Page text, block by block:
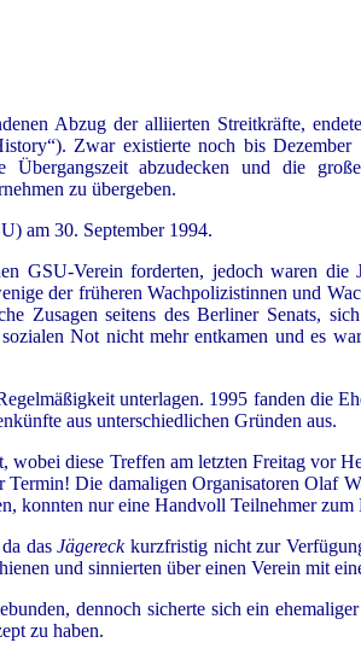
Abzug der alliierten Streitkräfte,
Zwar existierte noch bis
abzudecken und die
zu übergeben.
am 30. September 1994.
GSU-Verein forderten, jedoch waren
der früheren Wachpolizistinnen und
Zusagen seitens des Berliner Senats,
Not nicht mehr entkamen und es
unterlagen. 1995 fanden die
aus unterschiedlichen Gründen aus.
wobei diese Treffen am letzten Freitag vor
Die damaligen Organisatoren Olaf
konnten nur eine Handvoll Teilnehmer zum
dasJägereckkurzfristig nicht zur
und sinnierten über einen Verein mit
dennoch sicherte sich ein
zu haben.